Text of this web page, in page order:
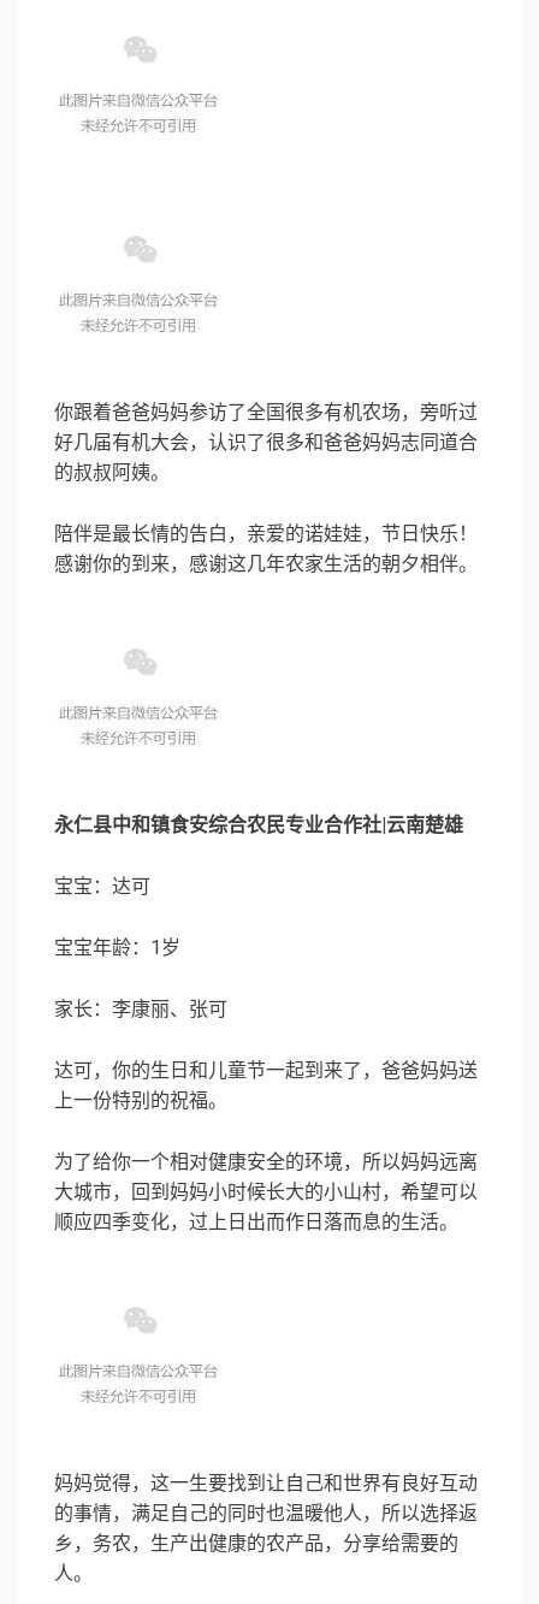
你跟着爸爸妈妈参访了全国很多有机农场，旁听过
好几届有机大会，认识了很多和爸爸妈妈志同道合
的叔叔阿姨。
陪伴是最长情的告白，亲爱的诺娃娃，节日快乐！
感谢你的到来，感谢这几年农家生活的朝夕相伴。
永仁县中和镇食安综合农民专业合作社|云南楚雄
宝宝：达可
宝宝年龄：1岁
家长：李康丽、张可
达可，你的生日和儿童节一起到来了，爸爸妈妈送
上一份特别的祝福。
为了给你一个相对健康安全的环境，所以妈妈远离
大城市，回到妈妈小时候长大的小山村，希望可以
顺应四季变化，过上日出而作日落而息的生活。
妈妈觉得，这一生要找到让自己和世界有良好互动
的事情，满足自己的同时也温暖他人，所以选择返
乡，务农，生产出健康的农产品，分享给需要的
人。